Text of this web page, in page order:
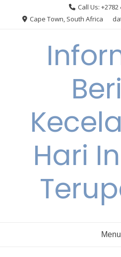
Call Us: +2782
Cape Town, South Africa
Hari
Menu